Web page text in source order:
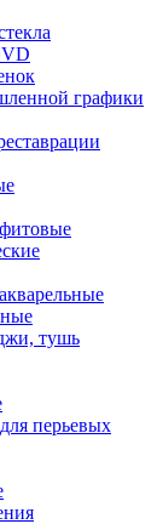
графики
тушь
перьевых